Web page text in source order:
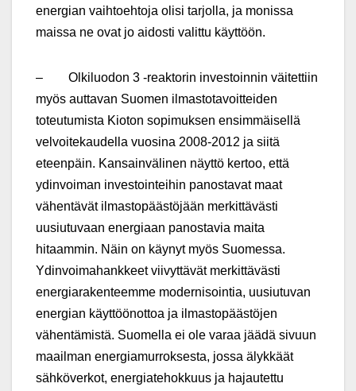
energian vaihtoehtoja olisi tarjolla, ja monissa
maissa ne ovat jo aidosti valittu käyttöön.
– Olkiluodon 3 -reaktorin investoinnin väitettiin
myös auttavan Suomen ilmastotavoitteiden
toteutumista Kioton sopimuksen ensimmäisellä
velvoitekaudella vuosina 2008-2012 ja siitä
eteenpäin. Kansainvälinen näyttö kertoo, että
ydinvoiman investointeihin panostavat maat
vähentävät ilmastopäästöjään merkittävästi
uusiutuvaan energiaan panostavia maita
hitaammin. Näin on käynyt myös Suomessa.
Ydinvoimahankkeet viivyttävät merkittävästi
energiarakenteemme modernisointia, uusiutuvan
energian käyttöönottoa ja ilmastopäästöjen
vähentämistä. Suomella ei ole varaa jäädä sivuun
maailman energiamurroksesta, jossa älykkäät
sähköverkot, energiatehokkuus ja hajautettu